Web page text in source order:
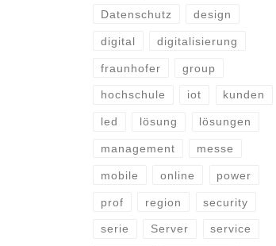
Datenschutz design
digital digitalisierung
fraunhofer group
hochschule iot kunden
led lösung lösungen
management messe
mobile online power
prof region security
serie Server service